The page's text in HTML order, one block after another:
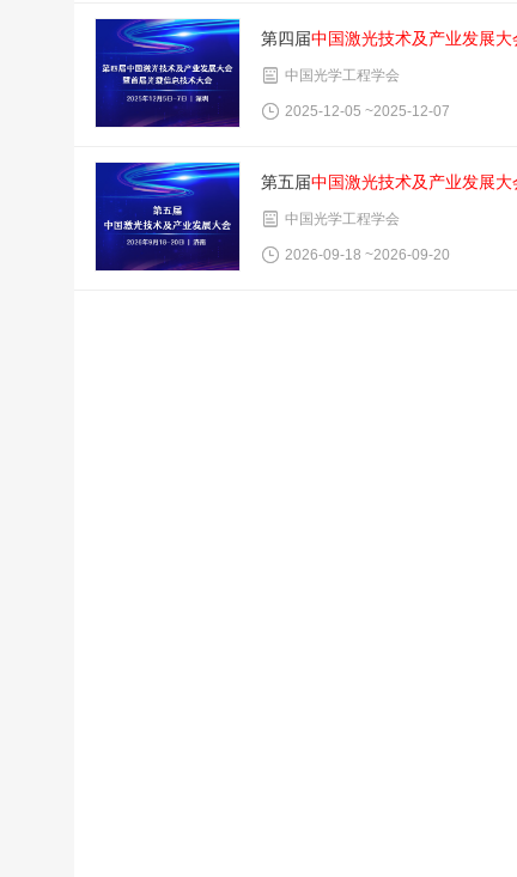
第四届中国激光技术及产业发展大
中国光学工程学会
2025-12-05 ~2025-12-07
第五届中国激光技术及产业发展大
中国光学工程学会
2026-09-18 ~2026-09-20